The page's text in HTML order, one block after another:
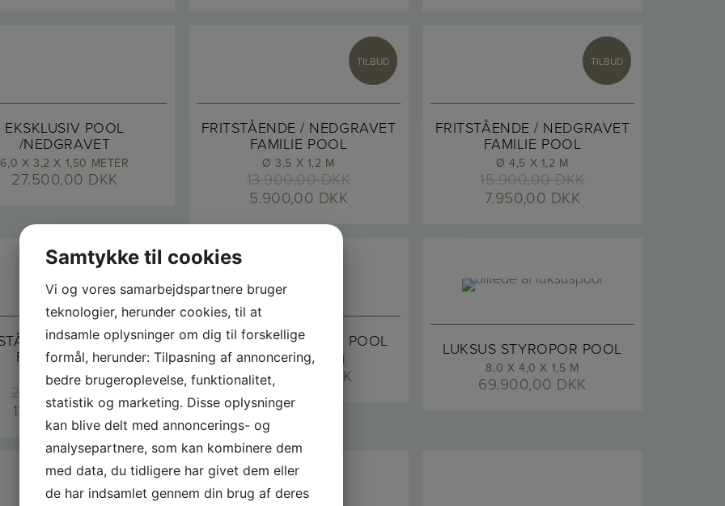
EKSKLUSIV POOL
/NEDGRAVET
6,0 X 3,2 X 1,50 METER
27.500,00 DKK
TILBUD
FRITSTÅENDE / NEDGRAVET
FAMILIE POOL
Ø 3,5 X 1,2 M
13.900,00DKK
5.900,00 DKK
TILBUD
FRITSTÅENDE / NEDGRAVET
FAMILIE POOL
Ø 4,5 X 1,2 M
15.900,00DKK
7.950,00 DKK
/ NEDGRAVET
FAMILIE POOL
5,4 X 3,5 X 1,2 M
24.900,00 DKK
13.900,00DKK
LUKSUS STYROPOR POOL
6,0 X 3,0 X 1,5 M
48.900,00 DKK
LUKSUS STYROPOR POOL
8,0 X 4,0 X 1,5 M
69.900,00 DKK
Samtykke til cookies
Vi og vores samarbejdspartnere bruger
teknologier, herunder cookies, til at
indsamle oplysninger om dig til forskellige
formål, herunder: Tilpasning af annoncering,
bedre brugeroplevelse, funktionalitet,
statistik og marketing. Disse oplysninger
kan blive delt med annoncerings- og
analysepartnere, som kan kombinere dem
med data, du tidligere har givet dem eller
de har indsamlet gennem din brug af deres